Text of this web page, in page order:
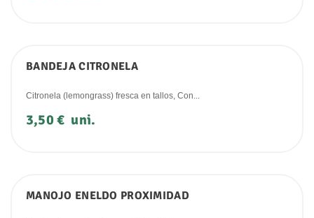
BANDEJA CITRONELA
Citronela (lemongrass) fresca en tallos, Con...
Precio
3,50 € uni.
MANOJO ENELDO PROXIMIDAD